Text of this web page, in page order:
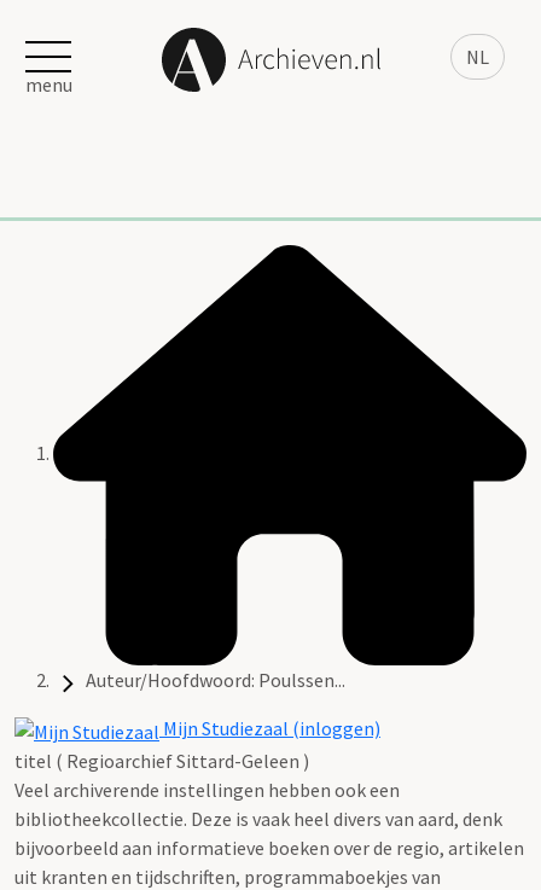
NL
menu
Auteur/Hoofdwoord: Poulssen...
Mijn Studiezaal (inloggen)
titel ( Regioarchief Sittard-Geleen )
Veel archiverende instellingen hebben ook een
bibliotheekcollectie. Deze is vaak heel divers van aard, denk
bijvoorbeeld aan informatieve boeken over de regio, artikelen
uit kranten en tijdschriften, programmaboekjes van